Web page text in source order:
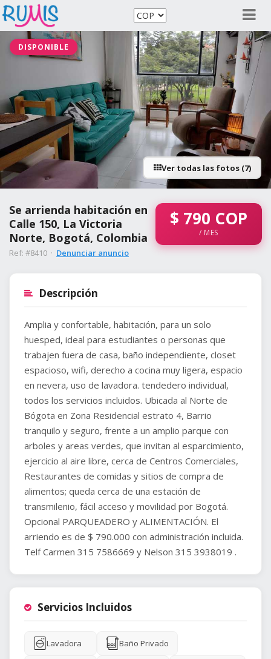
DISPONIBLE
Ver todas las fotos (7)
Se arrienda habitación en
Calle 150, La Victoria
Norte, Bogotá, Colombia
Ref: #8410 · Denunciar anuncio
$ 790 COP
/ MES
Descripción
Amplia y confortable, habitación, para un solo
huesped, ideal para estudiantes o personas que
trabajen fuera de casa, baño independiente, closet
espacioso, wifi, derecho a cocina muy ligera, espacio
en nevera, uso de lavadora. tendedero individual,
todos los servicios incluidos. Ubicada al Norte de
Bógota en Zona Residencial estrato 4, Barrio
tranquilo y seguro, frente a un amplio parque con
arboles y areas verdes, que invitan al esparcimiento,
ejercicio al aire libre, cerca de Centros Comerciales,
Restaurantes de comidas y sitios de compra de
alimentos; queda cerca de una estación de
transmilenio, fácil acceso y movilidad por Bogotá.
Opcional PARQUEADERO y ALIMENTACIÓN. El
arriendo es de $ 790.000 con administración incluida.
Telf Carmen 315 7586669 y Nelson 315 3938019 .
Servicios Incluidos
Lavadora Baño Privado